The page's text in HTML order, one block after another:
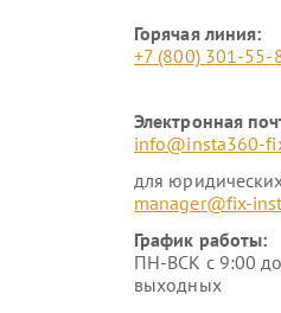
Горячая линия:
+7 (800) 301-55-
Электронная
info@insta360-
для
manager@fix-
График работы:
ПН-ВСК с 9:00
выходных